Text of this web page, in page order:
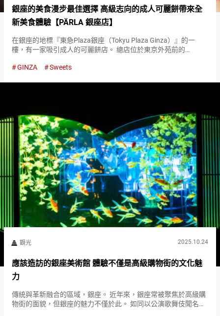
銀座的美食漫步最佳選擇 高級志向的成人可麗餅帶來全
新美食體驗【PÄRLA 銀座店】
在銀座的地標『東急Plaza銀座（Tokyu Plaza Ginza）』的一
樓，有一家吸引成人的可麗餅店。 總店位於東京外苑前的
格。乍看之下像是酒吧，與歷史悠久的銀座街景完美融合，給…
GINZA Sweets
觀光 2025.10.24
應該造訪的銀座美術館 體驗不僅是高級購物街的文化魅
力
傳統與革新融合的區域，銀座。 近年來，銀座常被聚焦於高級購
物街的面貌，但銀座的魅力不僅於此。 如同以公演歌舞伎聞名的